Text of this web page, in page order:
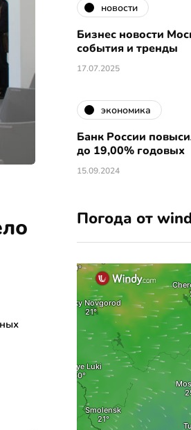
новости
Бизнес новости
события и тренды
17.07.2025
экономика
Банк России
до 19,00% годовых
15.09.2024
Погода от